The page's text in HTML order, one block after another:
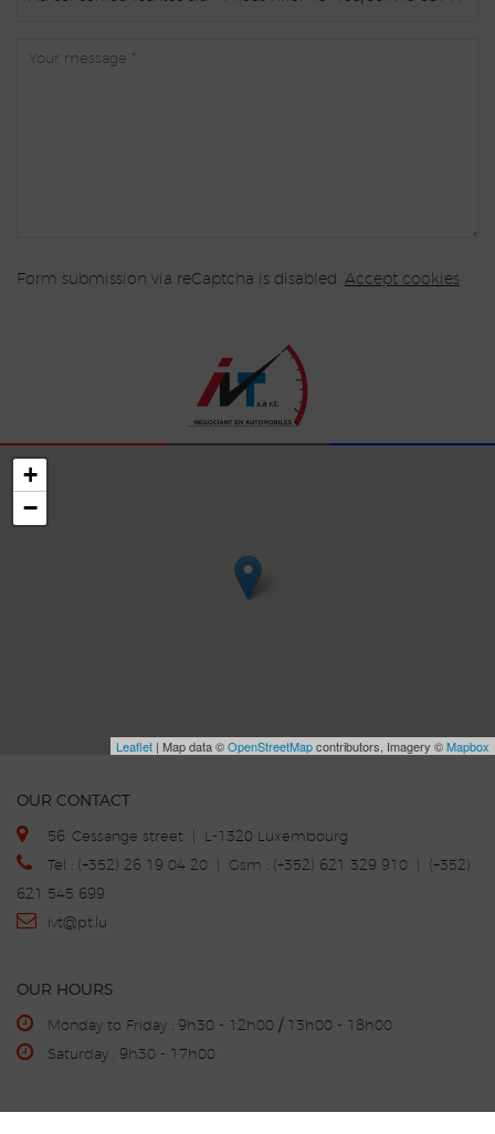
Form submission via reCaptcha is disabled. Accept cookies
+
−
Leaflet | Map data ©OpenStreetMapcontributors, Imagery ©Mapbox
OUR CONTACT
56, Cessange street | L-1320 Luxembourg
Tel : (+352) 26 19 04 20 | Gsm : (+352) 621 329 910 | (+352)
621 545 699
ivt@pt.lu
OUR HOURS
Monday to Friday : 9h30 - 12h00 / 13h00 - 18h00
Saturday : 9h30 - 17h00